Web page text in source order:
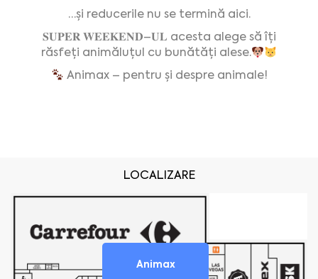
…și reducerile nu se termină aici.
𝐒𝐔𝐏𝐄𝐑 𝐖𝐄𝐄𝐊𝐄𝐍𝐃–𝐔𝐋 acesta alege să îți
răsfeți animăluțul cu bunătăți alese.
Animax – pentru și despre animale!
LOCALIZARE
Animax